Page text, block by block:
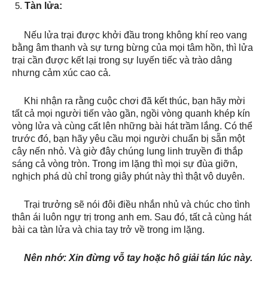
Tàn lửa:
Nếu lửa trại được khởi đầu trong không khí reo vang
bằng âm thanh và sự tưng bừng của mọi tâm hồn, thì lửa
trại cần được kết lại trong sự luyến tiếc và trào dâng
nhưng cảm xúc cao cả.
Khi nhận ra rằng cuộc chơi đã kết thúc, bạn hãy mời
tất cả mọi người tiến vào gần, ngồi vòng quanh khép kín
vòng lửa và cùng cất lên những bài hát trầm lắng. Có thể
trước đó, bạn hãy yêu cầu mọi người chuẩn bị sẵn một
cây nến nhỏ. Và giờ đây chúng lung linh truyền đi thắp
sáng cả vòng tròn. Trong im lặng thì mọi sự đùa giỡn,
nghịch phá dù chỉ trong giây phút này thì thật vô duyên.
Trại trưởng sẽ nói đôi điều nhắn nhủ và chúc cho tình
thân ái luôn ngự trị trong anh em. Sau đó, tất cả cùng hát
bài ca tàn lửa và chia tay trở về trong im lặng.
Nên nhớ: Xin đừng vỗ tay hoặc hô giải tán lúc này.